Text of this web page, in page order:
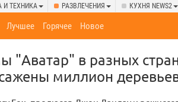
И ТЕХНИКА РАЗВЛЕЧЕНИЯ КУХНЯ NEWS2
Лучшее Горячее Новое
"Аватар" в разных
миллион